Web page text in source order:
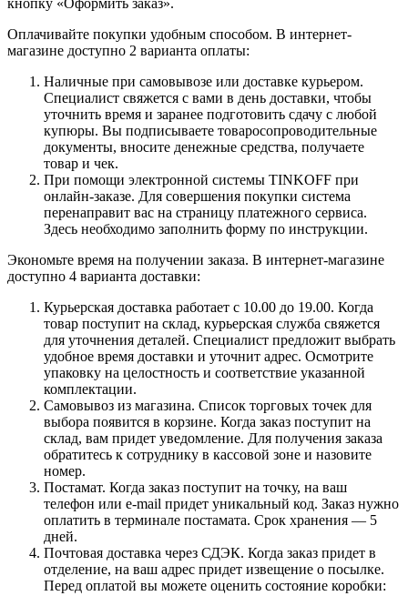
Оплачивайте покупки удобным способом. В интернет-
магазине доступно 2 варианта оплаты:
Наличные при самовывозе или доставке курьером.
Специалист свяжется с вами в день доставки, чтобы
уточнить время и заранее подготовить сдачу с любой
купюры. Вы подписываете товаросопроводительные
документы, вносите денежные средства, получаете
товар и чек.
При помощи электронной системы TINKOFF при
онлайн-заказе. Для совершения покупки система
перенаправит вас на страницу платежного сервиса.
Здесь необходимо заполнить форму по инструкции.
Экономьте время на получении заказа. В интернет-магазине
доступно 4 варианта доставки:
Курьерская доставка работает с 10.00 до 19.00. Когда
товар поступит на склад, курьерская служба свяжется
для уточнения деталей. Специалист предложит выбрать
удобное время доставки и уточнит адрес. Осмотрите
упаковку на целостность и соответствие указанной
комплектации.
Самовывоз из магазина. Список торговых точек для
выбора появится в корзине. Когда заказ поступит на
склад, вам придет уведомление. Для получения заказа
обратитесь к сотруднику в кассовой зоне и назовите
номер.
Постамат. Когда заказ поступит на точку, на ваш
телефон или e-mail придет уникальный код. Заказ нужно
оплатить в терминале постамата. Срок хранения — 5
дней.
Почтовая доставка через СДЭК. Когда заказ придет в
отделение, на ваш адрес придет извещение о посылке.
Перед оплатой вы можете оценить состояние коробки: